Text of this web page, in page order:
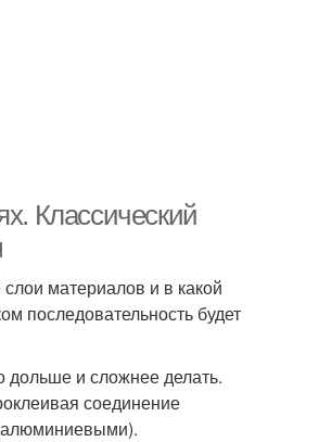
Классический
материалов и в какой
последовательность будет
дольше и сложнее делать.
соединение